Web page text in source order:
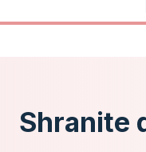
Shranite